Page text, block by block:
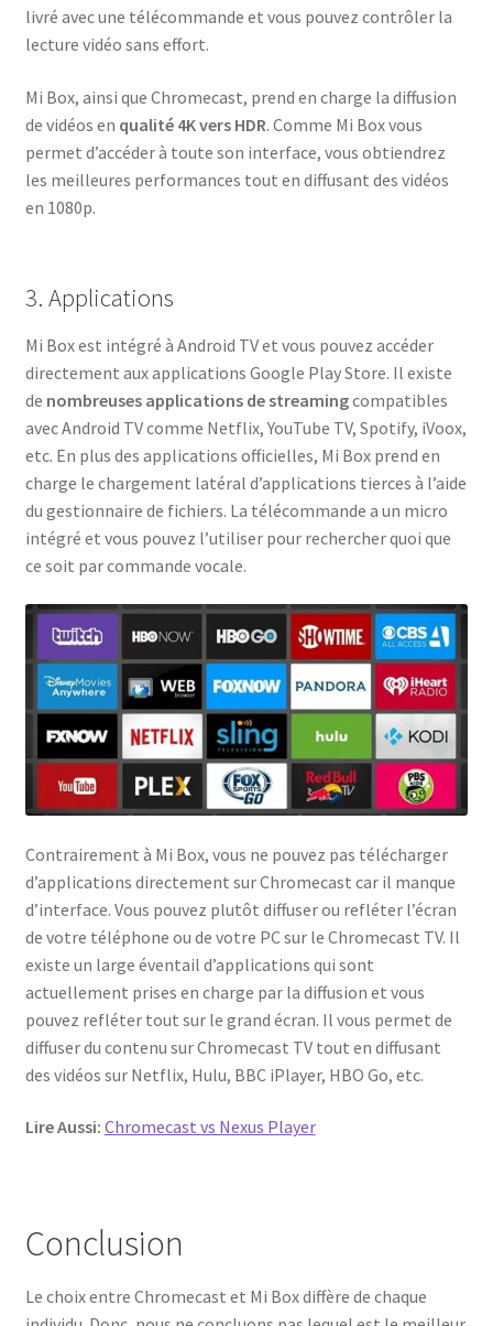
livré avec une télécommande et vous pouvez contrôler la
lecture vidéo sans effort.
Mi Box, ainsi que Chromecast, prend en charge la diffusion
de vidéos en qualité 4K vers HDR. Comme Mi Box vous
permet d’accéder à toute son interface, vous obtiendrez
les meilleures performances tout en diffusant des vidéos
en 1080p.
3. Applications
Mi Box est intégré à Android TV et vous pouvez accéder
directement aux applications Google Play Store. Il existe
de nombreuses applications de streamingcompatibles
avec Android TV comme Netflix, YouTube TV, Spotify, iVoox,
etc. En plus des applications officielles, Mi Box prend en
charge le chargement latéral d’applications tierces à l’aide
du gestionnaire de fichiers. La télécommande a un micro
intégré et vous pouvez l’utiliser pour rechercher quoi que
ce soit par commande vocale.
Contrairement à Mi Box, vous ne pouvez pas télécharger
d’applications directement sur Chromecast car il manque
d’interface. Vous pouvez plutôt diffuser ou refléter l’écran
de votre téléphone ou de votre PC sur le Chromecast TV. Il
existe un large éventail d’applications qui sont
actuellement prises en charge par la diffusion et vous
pouvez refléter tout sur le grand écran. Il vous permet de
diffuser du contenu sur Chromecast TV tout en diffusant
des vidéos sur Netflix, Hulu, BBC iPlayer, HBO Go, etc.
Lire Aussi: Chromecast vs Nexus Player
Conclusion
Le choix entre Chromecast et Mi Box diffère de chaque